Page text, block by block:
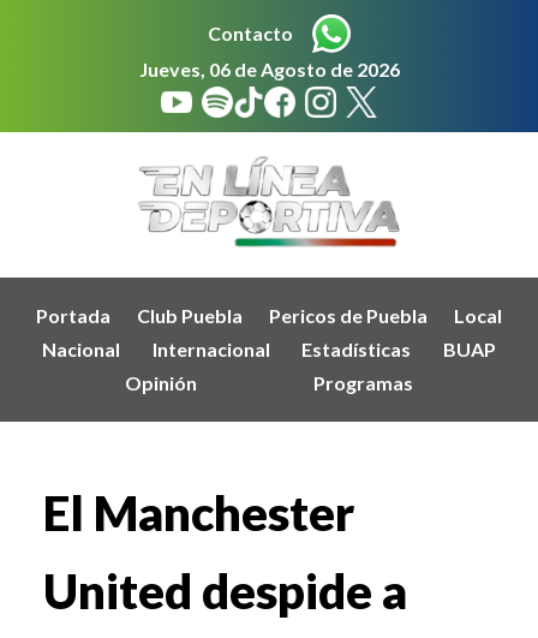
Contacto
Jueves, 06 de Agosto de 2026
Portada Club Puebla Pericos de Puebla
Local
Nacional
Internacional Estadísticas
BUAP
Opinión
Programas
El Manchester
United despide a